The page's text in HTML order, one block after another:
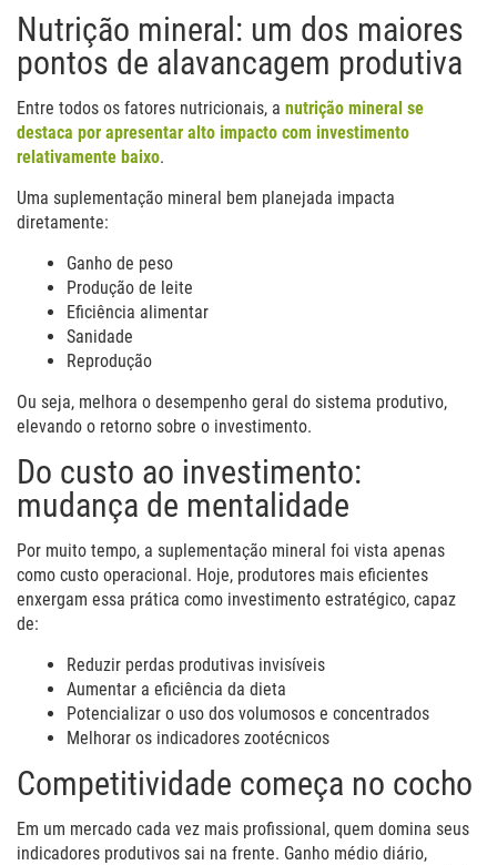
Nutrição mineral: um dos maiores
pontos de alavancagem produtiva
Entre todos os fatores nutricionais, a nutrição mineral se
destaca por apresentar alto impacto com investimento
relativamente baixo.
Uma suplementação mineral bem planejada impacta
diretamente:
Ganho de peso
Produção de leite
Eficiência alimentar
Sanidade
Reprodução
Ou seja, melhora o desempenho geral do sistema produtivo,
elevando o retorno sobre o investimento.
Do custo ao investimento:
mudança de mentalidade
Por muito tempo, a suplementação mineral foi vista apenas
como custo operacional. Hoje, produtores mais eficientes
enxergam essa prática como investimento estratégico, capaz
de:
Reduzir perdas produtivas invisíveis
Aumentar a eficiência da dieta
Potencializar o uso dos volumosos e concentrados
Melhorar os indicadores zootécnicos
Competitividade começa no cocho
Em um mercado cada vez mais profissional, quem domina seus
indicadores produtivos sai na frente. Ganho médio diário,